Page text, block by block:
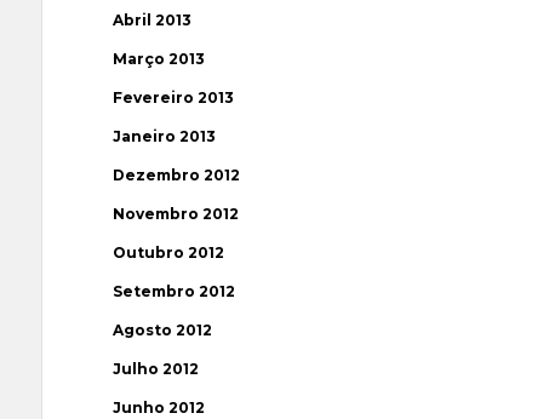
Abril 2013
Março 2013
Fevereiro 2013
Janeiro 2013
Dezembro 2012
Novembro 2012
Outubro 2012
Setembro 2012
Agosto 2012
Julho 2012
Junho 2012